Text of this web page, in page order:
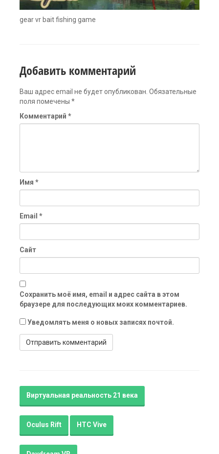
gear vr bait fishing game
Добавить комментарий
Ваш адрес email не будет опубликован. Обязательные
поля помечены *
Комментарий *
Имя *
Email *
Сайт
Сохранить моё имя, email и адрес сайта в этом
браузере для последующих моих комментариев.
Уведомлять меня о новых записях почтой.
Виртуальная реальность 21 века
Oculus Rift HTC Vive